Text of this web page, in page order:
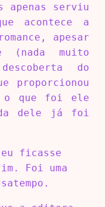
serviu
acontece a
apesar
(nada muito
do
proporcionou
o que foi ele
dele já foi
eu ficasse
Foi uma